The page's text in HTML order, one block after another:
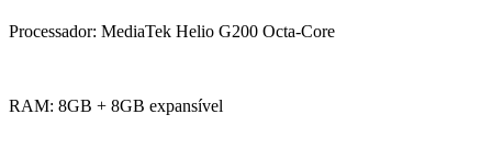
Processador: MediaTek Helio G200 Octa-Core
RAM: 8GB + 8GB expansível